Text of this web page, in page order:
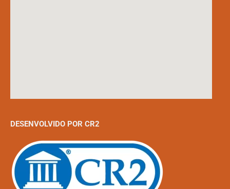
DESENVOLVIDO POR CR2